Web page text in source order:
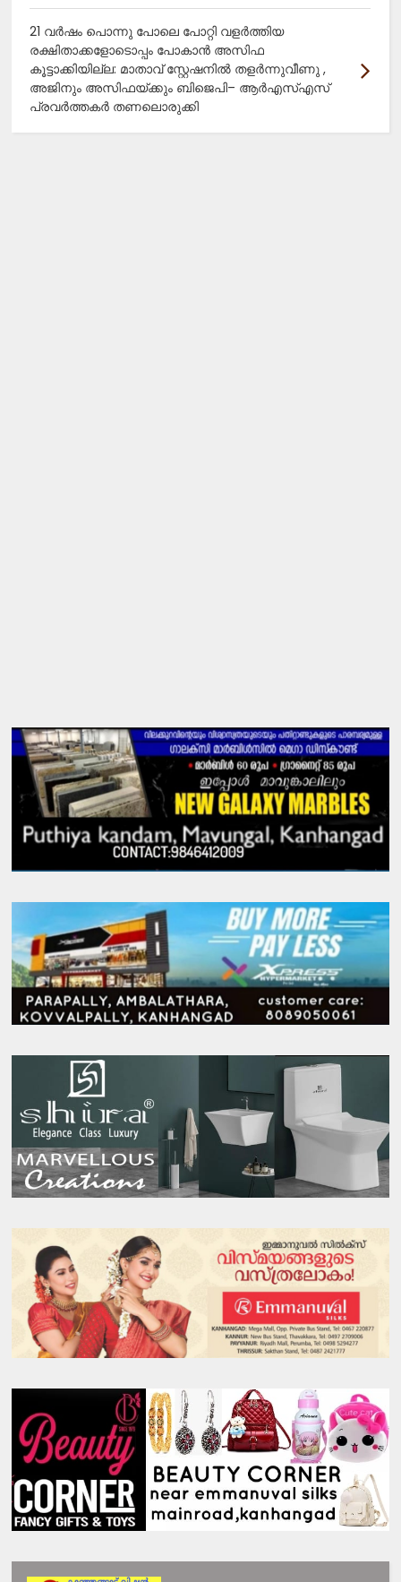
21 വർഷം പൊന്നു പോലെ പോറ്റി വളർത്തിയ
രക്ഷിതാക്കളോടൊപ്പം പോകാൻ അസിഫ
കൂട്ടാക്കിയില്ല: മാതാവ് സ്റ്റേഷനിൽ തളർന്നുവീണു ,
അജിനും അസിഫയ്ക്കും ബിജെപി– ആർഎസ്എസ്
പ്രവർത്തകർ തണലൊരുക്കി